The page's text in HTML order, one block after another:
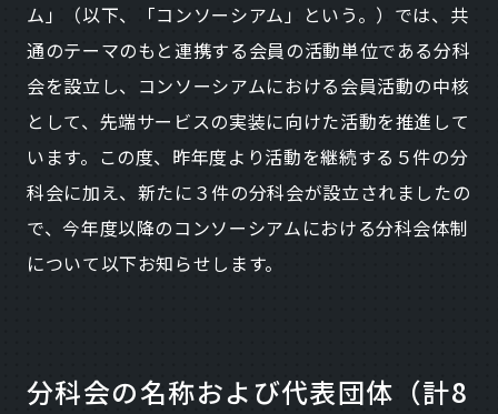
ム」（以下、「コンソーシアム」という。）では、共
通のテーマのもと連携する会員の活動単位である分科
会を設立し、コンソーシアムにおける会員活動の中核
として、先端サービスの実装に向けた活動を推進して
います。この度、昨年度より活動を継続する５件の分
科会に加え、新たに３件の分科会が設立されましたの
で、今年度以降のコンソーシアムにおける分科会体制
について以下お知らせします。
分科会の名称および代表団体（計8